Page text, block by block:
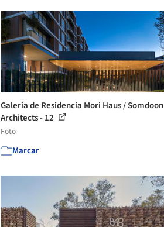
Galería de Residencia Mori Haus / Somdoon
Architects - 12
Foto
Marcar